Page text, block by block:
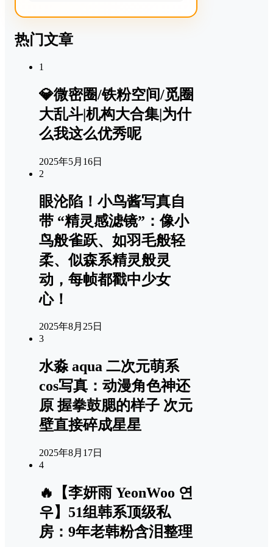
热门文章
1
💎微密圈/铁粉空间/觅圈
大乱斗|机构大合集|为什
么我这么优秀呢
2025年5月16日
2
眼沦陷！小鸟酱写真自
带 “精灵感滤镜”：像小
鸟般雀跃、如羽毛般轻
柔、似森系精灵般灵
动，每帧都戳中少女
心！
2025年8月25日
3
水淼 aqua 二次元萌系
cos写真：动漫角色神还
原 握拳鼓腮的样子 次元
壁直接碎成星星
2025年8月17日
4
🔥【李妍雨 YeonWoo 연
우】51组韩系顶级私
房：9年老韩粉含泪整理